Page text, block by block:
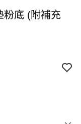
粉底 (附補充